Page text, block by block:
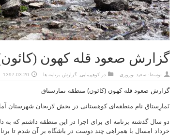
گزارش صعود قله کهون
توسط: سعيد نوروزي در كوهپيمايي گزارش برنامه ها 1397-03-20
گزارش صعود قله کهون (کائون) منطقه نمارستاق
نَمارِستاق نام منطقه‌ای کوهستانی در بخش لاریجان شهرستان
دو سال گذشته برنامه ای برای اجرا در این منطقه داشتم که
خرداد امسال با همراهی چند دوست در باشگاه بر آن شدم تا